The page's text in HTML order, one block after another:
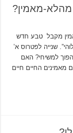
מהלא-מאמין?
מקבל טבע חדש
שנייה לפטרוס א’
למשיחי? האם
מאמינים החיים חיים